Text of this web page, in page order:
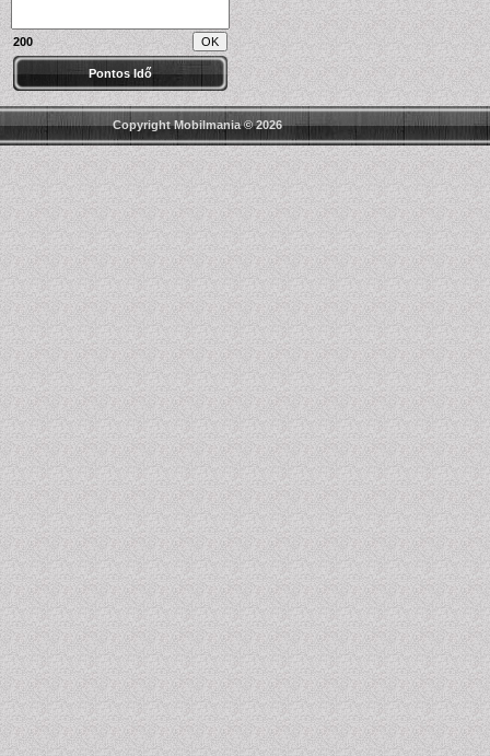
200
Pontos Idő
Copyright Mobilmania © 2026